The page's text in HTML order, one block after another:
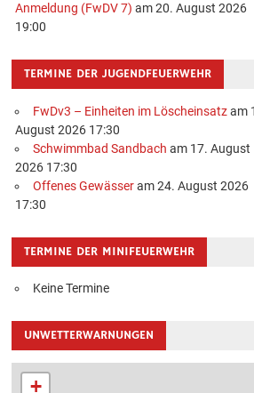
Anmeldung (FwDV 7) am 20. August 2026
19:00
TERMINE DER JUGENDFEUERWEHR
FwDv3 – Einheiten im Löscheinsatzam
August 2026 17:30
Schwimmbad Sandbach am 17. August
2026 17:30
Offenes Gewässeram 24. August 2026
17:30
TERMINE DER MINIFEUERWEHR
Keine Termine
UNWETTERWARNUNGEN
+